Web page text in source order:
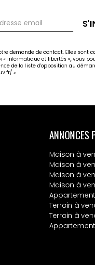
demande de contact. Elles sont
et libertés », vous
de la liste d'opposition au
»
ANNONCES
Maison à
Maison à
Maison à
Maison à
Terrain à
Terrain à